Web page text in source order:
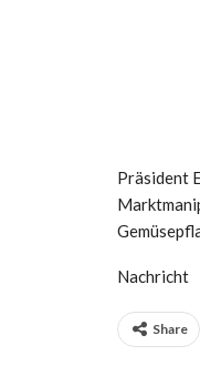
Präsident
Nachricht
Share